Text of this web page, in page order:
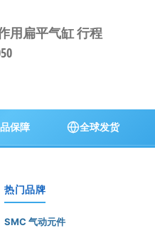
作用扁平气缸 行程
保障 全球发货
热门品牌
SMC 气动元件